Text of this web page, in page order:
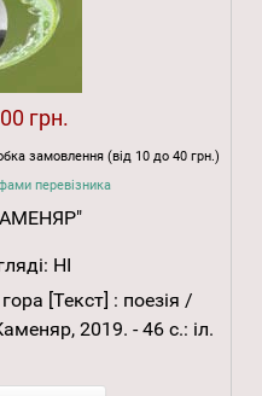
грн.
замовлення (від 10 до 40 грн.)
перевізника
НІ
[Текст] : поезія /
2019. - 46 с.: іл.